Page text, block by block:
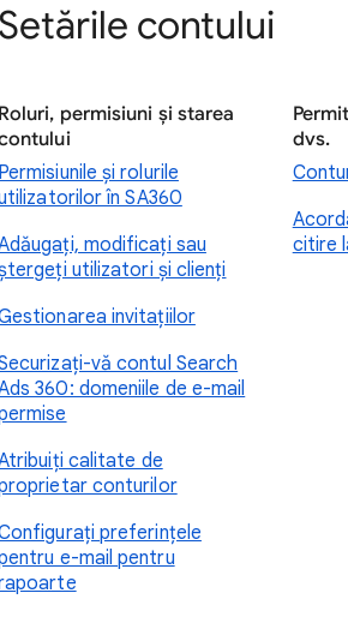
Setările contului
Roluri, permisiuni și starea
Permisiunile și rolurile
în SA360
modificați sau
utilizatori și clienți
invitațiilor
vă contul Search
360: domeniile de e-mail
calitate de
conturilor
preferințele
e-mail pentru
dvs.
citire